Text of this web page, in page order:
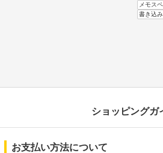
メモス
書き込
ショッピングガ
お支払い方法について